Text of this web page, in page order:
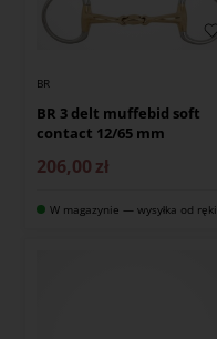
BR
BR 3 delt muffebid soft
contact 12/65 mm
206,00 zł
W magazynie — wysyłka od ręki